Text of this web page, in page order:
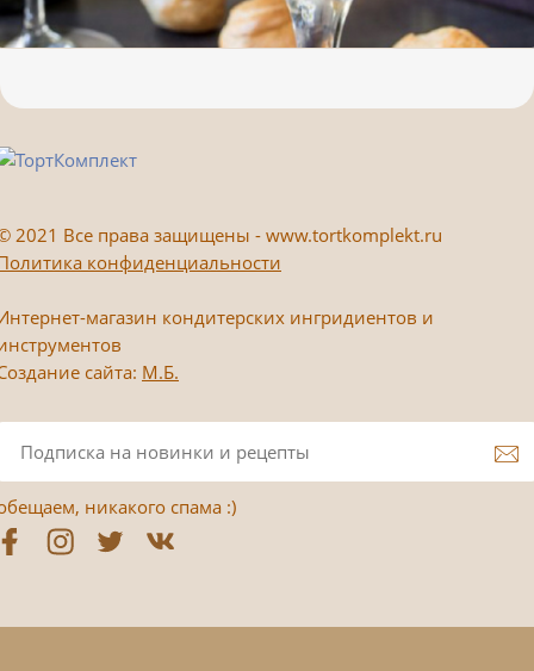
2021 Все права защищены - www.tortkomplekt.ru
конфиденциальности
магазин кондитерских ингридиентов и
сайта: М.Б.
никакого спама :)